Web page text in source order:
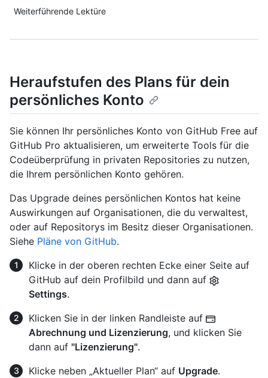
Weiterführende Lektüre
Heraufstufen des Plans für dein
persönliches Konto
Sie können Ihr persönliches Konto von GitHub Free auf
GitHub Pro aktualisieren, um erweiterte Tools für die
Codeüberprüfung in privaten Repositories zu nutzen,
die Ihrem persönlichen Konto gehören.
Das Upgrade deines persönlichen Kontos hat keine
Auswirkungen auf Organisationen, die du verwaltest,
oder auf Repositorys im Besitz dieser Organisationen.
Siehe Pläne von GitHub.
Klicke in der oberen rechten Ecke einer Seite auf
GitHub auf dein Profilbild und dann auf
Settings.
Klicken Sie in der linken Randleiste auf
Abrechnung und Lizenzierung, und klicken Sie
dann auf "Lizenzierung".
Klicke neben „Aktueller Plan“ auf Upgrade.